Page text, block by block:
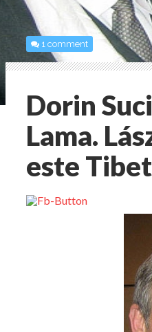
1 comment
Dorin
Lama.
este